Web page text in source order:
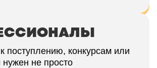
поступлению, конкурсам или
не просто